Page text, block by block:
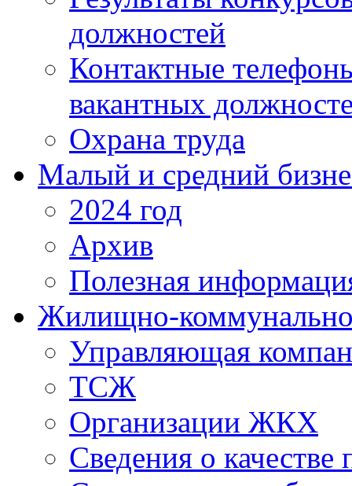
должностей
Контактные
вакантных
Охрана труда
Малый и средний
2024 год
Архив
Полезная
Жилищно-
Управляющая
ТСЖ
Организации ЖКХ
Сведения о качестве